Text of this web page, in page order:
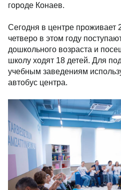
городе Конаев.
Сегодня в центре проживает
четверо в этом году
дошкольного возраста и
школу ходят 18 детей. Для
учебным заведениям
автобус центра.